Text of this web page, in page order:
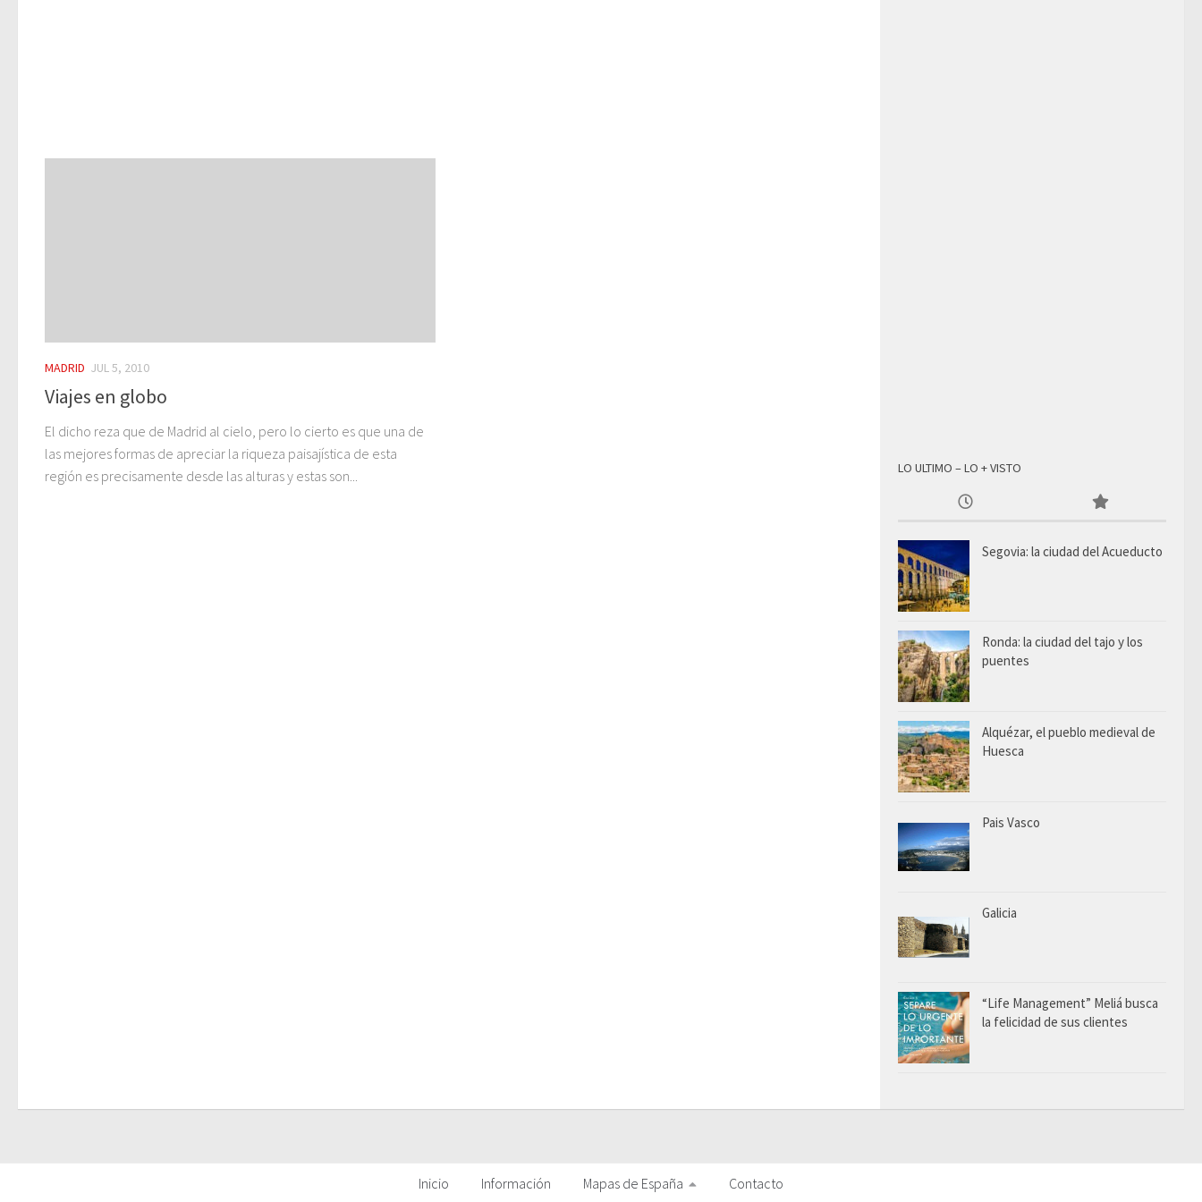
MADRID JUL 5, 2010
Viajes en globo
El dicho reza que de Madrid al cielo, pero lo cierto es que una de
las mejores formas de apreciar la riqueza paisajística de esta
región es precisamente desde las alturas y estas son...
LO ULTIMO – LO + VISTO
Segovia: la ciudad del Acueducto
Ronda: la ciudad del tajo y los
puentes
Alquézar, el pueblo medieval de
Huesca
Pais Vasco
Galicia
“Life Management” Meliá busca
la felicidad de sus clientes
Inicio Información Mapas de España Contacto